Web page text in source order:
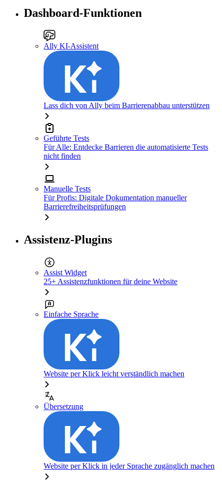
Dashboard-Funktionen
Ally KI-Assistent
Lass dich von Ally beim Barrierenabbau unterstützen
Geführte Tests
Für Alle: Entdecke Barrieren die automatisierte Tests
nicht finden
Manuelle Tests
Für Profis: Digitale Dokumentation manueller
Barrierefreiheitsprüfungen
Assistenz-Plugins
Assist Widget
25+ Assistenzfunktionen für deine Website
Einfache Sprache
Website per Klick leicht verständlich machen
Übersetzung
Website per Klick in jeder Sprache zugänglich machen